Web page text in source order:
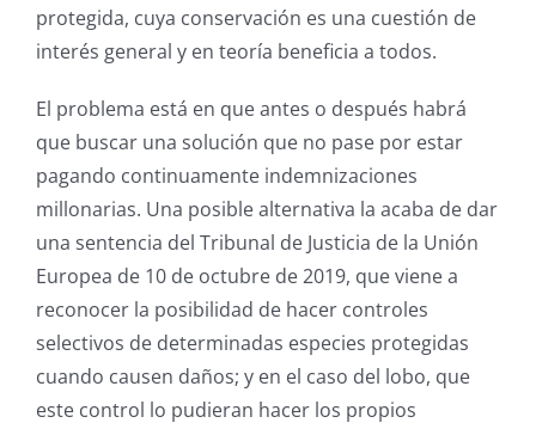
protegida, cuya conservación es una cuestión de
interés general y en teoría beneficia a todos.
El problema está en que antes o después habrá
que buscar una solución que no pase por estar
pagando continuamente indemnizaciones
millonarias. Una posible alternativa la acaba de dar
una sentencia del Tribunal de Justicia de la Unión
Europea de 10 de octubre de 2019, que viene a
reconocer la posibilidad de hacer controles
selectivos de determinadas especies protegidas
cuando causen daños; y en el caso del lobo, que
este control lo pudieran hacer los propios